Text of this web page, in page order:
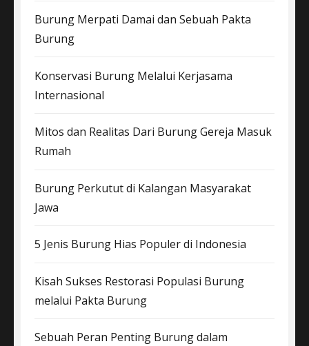
Burung Merpati Damai dan Sebuah Pakta
Burung
Konservasi Burung Melalui Kerjasama
Internasional
Mitos dan Realitas Dari Burung Gereja Masuk
Rumah
Burung Perkutut di Kalangan Masyarakat
Jawa
5 Jenis Burung Hias Populer di Indonesia
Kisah Sukses Restorasi Populasi Burung
melalui Pakta Burung
Sebuah Peran Penting Burung dalam